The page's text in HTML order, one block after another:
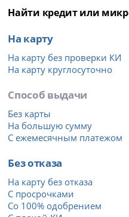
Найти кредит или
На карту
На карту без проверки КИ
На карту круглосуточно
Способ выдачи
Без карты
На большую сумму
С ежемесячным платежом
Без отказа
На карту без отказа
С просрочками
Со 100% одобрением